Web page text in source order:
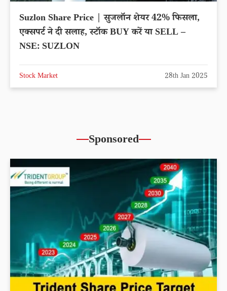
Suzlon Share Price | सुजलॉन शेयर 42% फिसला,
एक्सपर्ट ने दी सलाह, स्टॉक BUY करें या SELL –
NSE: SUZLON
Stock Market 28th Jan 2025
Sponsored